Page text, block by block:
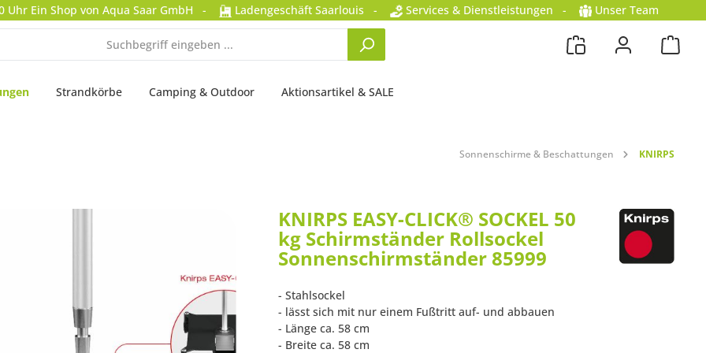
Uhr Ein Shop von Aqua Saar GmbH - Ladengeschäft Saarlouis - Services & Dienstleistungen - Unser Team
Strandkörbe Camping & Outdoor Aktionsartikel & SALE
Sonnenschirme & Beschattungen KNIRPS
KNIRPS EASY-CLICK® SOCKEL 50
kg Schirmständer Rollsockel
Sonnenschirmständer 85999
- Stahlsockel
- lässt sich mit nur einem Fußtritt auf- und abbauen
- Länge ca. 58 cm
- Breite ca. 58 cm